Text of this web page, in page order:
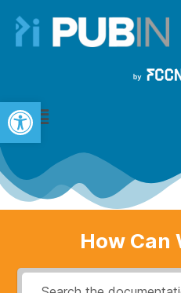
Open toolbar
How Can